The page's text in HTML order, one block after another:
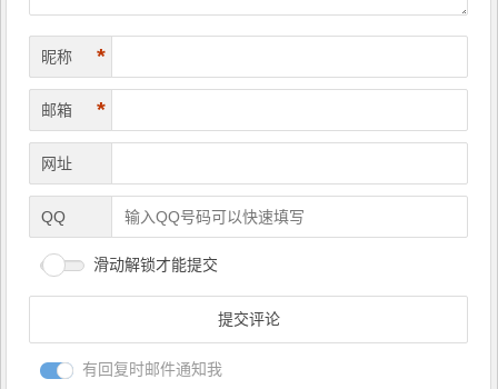
昵称 *
邮箱 *
网址
QQ
滑动解锁才能提交
有回复时邮件通知我